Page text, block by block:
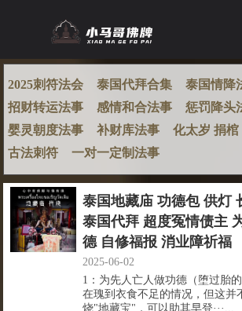
2025刺符法会 泰国代拜合集
泰国情降
招财转运法事
感情和合法事
惩罚降头
婴灵朝度法事
补财库法事 化太岁 捐棺
古法刺符
一对一定制法事
泰国地藏庙 功德包 供灯
泰国代拜 超度冤情债主
德 自修福报 消业障祈福
2025-06-02
1：为先人亡人做功德（堕过胎
在瑰到衣食不足的情况，但这并
烧"地藏宝"，可以助其早登···...